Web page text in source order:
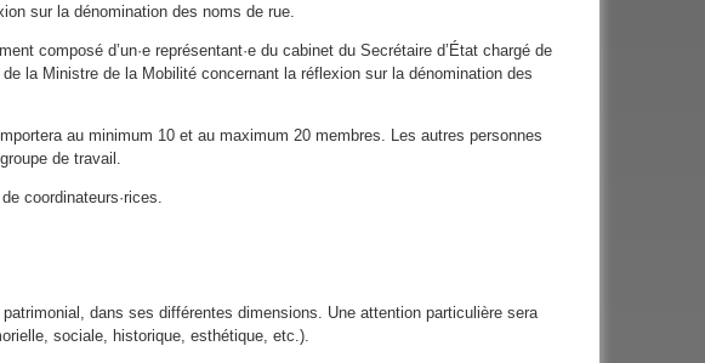
sur la dénomination des noms de rue.
composé d’un·e représentant·e du cabinet du Secrétaire d’État chargé de
de la Ministre de la Mobilité concernant la réflexion sur la dénomination des
au minimum 10 et au maximum 20 membres. Les autres personnes
de travail.
coordinateurs·rices.
dans ses différentes dimensions. Une attention particulière sera
sociale, historique, esthétique, etc.).